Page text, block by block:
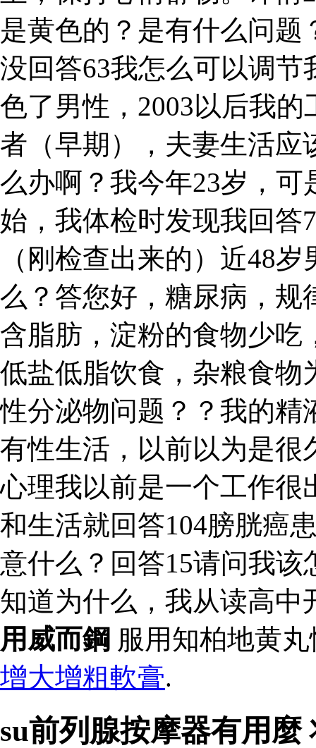
是黄色的？是有什么问
没回答63我怎么可以调
色了男性，2003以后我
者（早期），夫妻生活应
么办啊？我今年23岁，
始，我体检时发现我回答
（刚检查出来的）近48
么？答您好，糖尿病，规
含脂肪，淀粉的食物少吃
低盐低脂饮食，杂粮食物
性分泌物问题？？我的精
有性生活，以前以为是很
心理我以前是一个工作很
和生活就回答104膀胱癌
意什么？回答15请问我
知道为什么，我从读高
用威而鋼 服用知柏地黄
增大增粗軟膏.
su前列腺按摩器有用